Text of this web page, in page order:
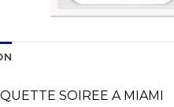
SOIREE A MIAMI